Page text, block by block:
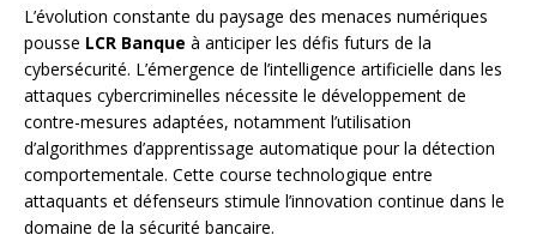
L’évolution constante du paysage des menaces numériques
pousse LCR Banque à anticiper les défis futurs de la
cybersécurité. L’émergence de l’intelligence artificielle dans les
attaques cybercriminelles nécessite le développement de
contre-mesures adaptées, notamment l’utilisation
d’algorithmes d’apprentissage automatique pour la détection
comportementale. Cette course technologique entre
attaquants et défenseurs stimule l’innovation continue dans le
domaine de la sécurité bancaire.